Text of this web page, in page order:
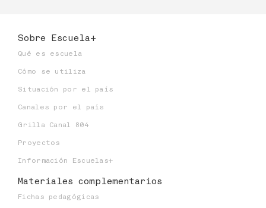
Sobre Escuela+
Qué es escuela
Cómo se utiliza
Situación por el país
Canales por el país
Grilla Canal 804
Proyectos
Información Escuelas+
Materiales complementarios
Fichas pedagógicas